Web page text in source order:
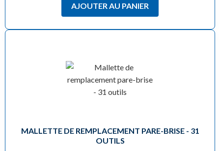
AJOUTER AU PANIER
MALLETTE DE REMPLACEMENT PARE-BRISE - 31
OUTILS